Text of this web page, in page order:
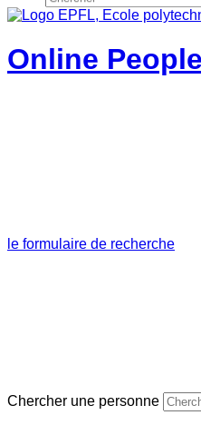
Online
le formulaire de recherche
Chercher une personne